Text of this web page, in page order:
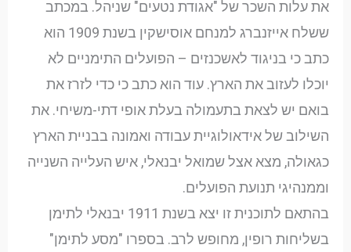
את עלות השכר של "אגודת נטעים" שניהל. במכתב
ששלח אייזנברג למנחם אוסישקין בשנת 1909 הוא
כתב כי בניגוד לאשכנזים – הפועלים התימניים לא
יוכלו לעזוב את הארץ. עוד הוא כתב כי כדי לזרז את
בואם יש לצאת בתעמולה בעלת אופי דתי-משיחי. את
השילוב של אידאולוגיית עבודה ואמונה בבניית הארץ
כגאולה, מצא אצל שמואל יבנאלי, איש העלייה השנייה
וממנהיגי תנועת הפועלים.
בהתאם לתוכנית זו יצא בשנת 1911 יבנאלי לתימן
בשליחות רופין, מחופש לרב. בספרו "מסע לתימן"